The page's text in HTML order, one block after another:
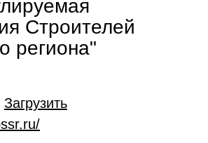
Строителей
региона"
Загрузить